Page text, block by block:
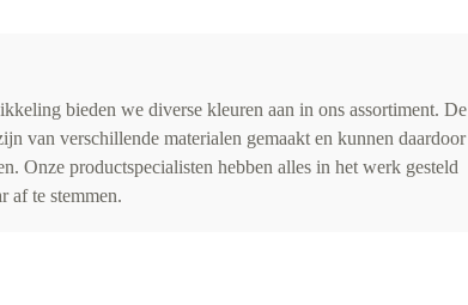
bieden we diverse kleuren aan in ons assortiment. De
van verschillende materialen gemaakt en kunnen daardoor
Onze productspecialisten hebben alles in het werk gesteld
af te stemmen.